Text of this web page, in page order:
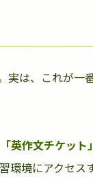
実は、これが一
「英作文チケット
環境にアクセス